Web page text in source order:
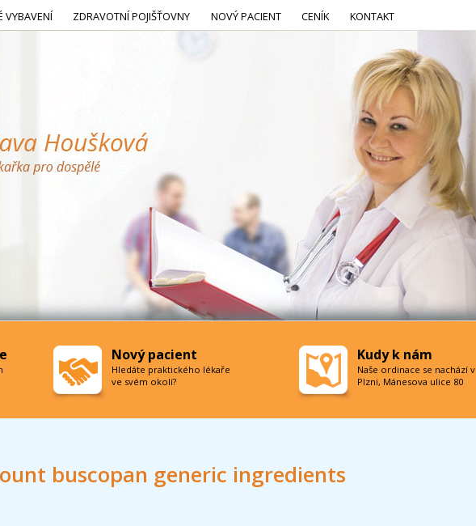
buscopan generic ingredients
VYBAVENÍ ZDRAVOTNÍ POJIŠŤOVNY NOVÝ PACIENT CENÍK KONTAKT
Nový pacient
Hledáte praktického lékaře
ve svém okolí?
Kudy k nám
Naše ordinace se nachází v
Plzni, Mánesova ulice 80